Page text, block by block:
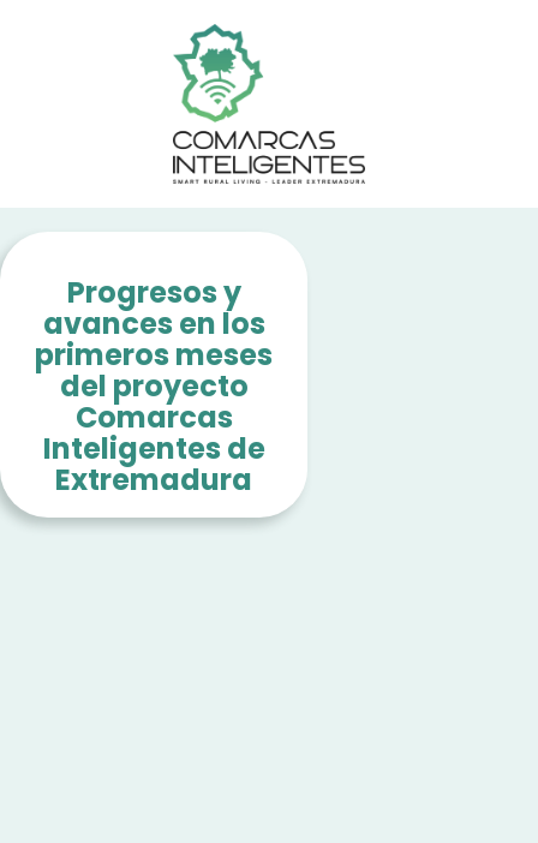
Progresos y
avances en los
primeros meses
del proyecto
Comarcas
Inteligentes de
Extremadura